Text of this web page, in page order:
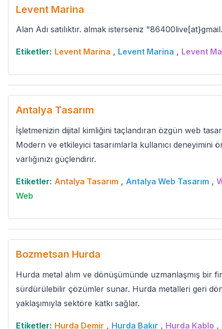
Levent Marina
Alan Adı satılıktır. almak isterseniz
Etiketler: Levent Marina , Levent Marina , Levent
Antalya Tasarım
İşletmenizin dijital kimliğini taçlandıran özgün web
Modern ve etkileyici tasarımlarla kullanıcı deneyimini
varlığınızı güçlendirir.
Etiketler: Antalya Tasarım , Antalya Web Tasarım ,
Web
Bozmetsan Hurda
Hurda metal alım ve dönüşümünde uzmanlaşmış bir
sürdürülebilir çözümler sunar. Hurda metalleri geri
yaklaşımıyla sektöre katkı sağlar.
Etiketler: Hurda Demir , Hurda Bakır , Hurda Kablo ,